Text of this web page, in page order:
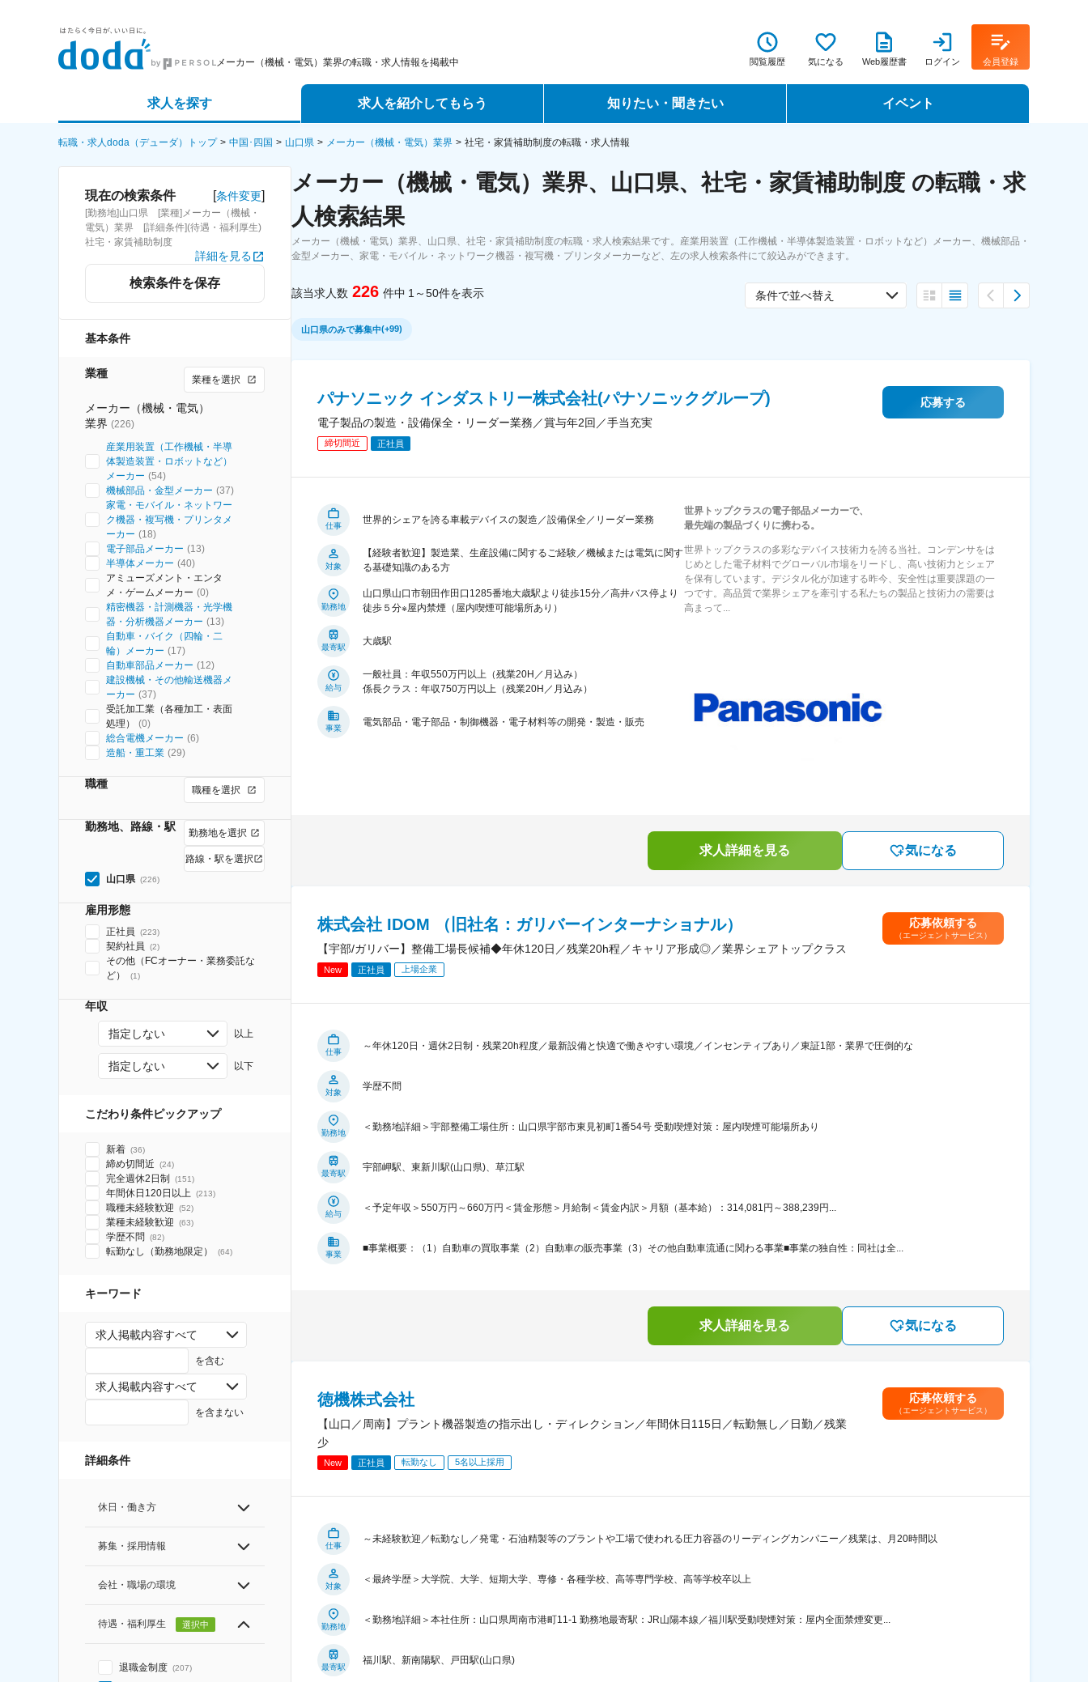
メーカー（機械・電気）業界の転職・求人情報を掲載中 閲覧履歴 気になる Web履歴書 ログイン 会員登録
求人を探す
詳細条件から探す
求人特集から探す
求人を紹介してもらう
エージェントサービス
スカウトサービス
パートナーエージェントサービス
知りたい・聞きたい
転職ノウハウ
データで見る転職
転職Q&A
イベント
転職フェア
転職・求人doda（デューダ）トップ 中国･四国 山口県 メーカー（機械・電気）業界 社宅・家賃補助制度の転職・求人情報
現在の検索条件 [条件変更]
[勤務地]山口県 [業種]メーカー（機械・
電気）業界 [詳細条件](待遇・福利厚生)
社宅・家賃補助制度
詳細を見る
検索条件を保存
基本条件
業種 業種を選択
メーカー（機械・電気）
業界 (226)
産業用装置（工作機械・半導
体製造装置・ロボットなど）
メーカー (54)
機械部品・金型メーカー (37)
家電・モバイル・ネットワー
ク機器・複写機・プリンタメ
ーカー (18)
電子部品メーカー (13)
半導体メーカー (40)
アミューズメント・エンタ
メ・ゲームメーカー (0)
精密機器・計測機器・光学機
器・分析機器メーカー (13)
自動車・バイク（四輪・二
輪）メーカー (17)
自動車部品メーカー (12)
建設機械・その他輸送機器メ
ーカー (37)
受託加工業（各種加工・表面
処理）
(0)
総合電機メーカー (6)
造船・重工業 (29)
職種 職種を選択
勤務地、路線・駅 勤務地を選択
路線・駅を選択
山口県 (226)
雇用形態
正社員 (223)
契約社員 (2)
その他（FCオーナー・業務委託な
ど）
(1)
年収
指定しない 以上
指定しない 以下
こだわり条件ピックアップ
新着 (36)
締め切間近 (24)
完全週休2日制 (151)
年間休日120日以上 (213)
職種未経験歓迎 (52)
業種未経験歓迎 (63)
学歴不問 (82)
転勤なし（勤務地限定） (64)
キーワード
求人掲載内容すべて
を含む
求人掲載内容すべて
を含まない
詳細条件
休日・働き方
募集・採用情報
会社・職場の環境
待遇・福利厚生 選択中
退職金制度 (207)
メーカー（機械・電気）業界、山口県、社宅・家賃補助制度 の転職・求
人検索結果
メーカー（機械・電気）業界、山口県、社宅・家賃補助制度の転職・求人検索結果です。産業用装置（工作機械・半導体製造装置・ロボットなど）メーカー、機械部品・
金型メーカー、家電・モバイル・ネットワーク機器・複写機・プリンタメーカーなど、左の求人検索条件にて絞込みができます。
該当求人数 226 件中 1～50件を表示 条件で並べ替え
山口県のみで募集中(+99)
パナソニック インダストリー株式会社(パナソニックグループ)
電子製品の製造・設備保全・リーダー業務／賞与年2回／手当充実
締切間近 正社員
応募する
仕事
世界的シェアを誇る車載デバイスの製造／設備保全／リーダー業務
対象
【経験者歓迎】製造業、生産設備に関するご経験／機械または電気に関す
る基礎知識のある方
勤務地
山口県山口市朝田作田口1285番地大歳駅より徒歩15分／高井バス停より
徒歩５分※屋内禁煙（屋内喫煙可能場所あり）
最寄駅
大歳駅
給与
一般社員：年収550万円以上（残業20H／月込み）
係長クラス：年収750万円以上（残業20H／月込み）
事業
電気部品・電子部品・制御機器・電子材料等の開発・製造・販売
世界トップクラスの電子部品メーカーで、
最先端の製品づくりに携わる。
世界トップクラスの多彩なデバイス技術力を誇る当社。コンデンサをは
じめとした電子材料でグローバル市場をリードし、高い技術力とシェア
を保有しています。デジタル化が加速する昨今、安全性は重要課題の一
つです。高品質で業界シェアを牽引する私たちの製品と技術力の需要は
高まって...
求人詳細を見る 気になる
株式会社 IDOM （旧社名：ガリバーインターナショナル）
【宇部/ガリバー】整備工場長候補◆年休120日／残業20h程／キャリア形成◎／業界シェアトップクラス
New 正社員 上場企業
応募依頼する
（エージェントサービス）
仕事
～年休120日・週休2日制・残業20h程度／最新設備と快適で働きやすい環境／インセンティブあり／東証1部・業界で圧倒的な
対象
学歴不問
勤務地
＜勤務地詳細＞宇部整備工場住所：山口県宇部市東見初町1番54号 受動喫煙対策：屋内喫煙可能場所あり
最寄駅
宇部岬駅、東新川駅(山口県)、草江駅
給与
＜予定年収＞550万円～660万円＜賃金形態＞月給制＜賃金内訳＞月額（基本給）：314,081円～388,239円...
事業
■事業概要：（1）自動車の買取事業（2）自動車の販売事業（3）その他自動車流通に関わる事業■事業の独自性：同社は全...
求人詳細を見る 気になる
徳機株式会社
【山口／周南】プラント機器製造の指示出し・ディレクション／年間休日115日／転勤無し／日勤／残業
少
New 正社員 転勤なし 5名以上採用
応募依頼する
（エージェントサービス）
仕事
～未経験歓迎／転勤なし／発電・石油精製等のプラントや工場で使われる圧力容器のリーディングカンパニー／残業は、月20時間以
対象
＜最終学歴＞大学院、大学、短期大学、専修・各種学校、高等専門学校、高等学校卒以上
勤務地
＜勤務地詳細＞本社住所：山口県周南市港町11-1 勤務地最寄駅：JR山陽本線／福川駅受動喫煙対策：屋内全面禁煙変更...
最寄駅
福川駅、新南陽駅、戸田駅(山口県)